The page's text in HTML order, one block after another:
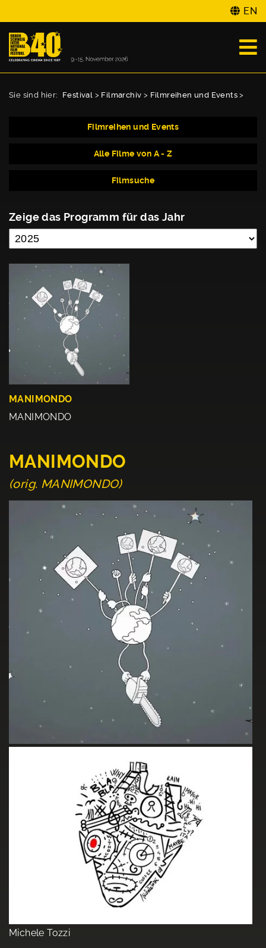
EN
Sie sind hier: Festival > Filmarchiv > Filmreihen und Events >
Filmreihen und Events
Alle Filme von A - Z
Filmsuche
Zeige das Programm für das Jahr
MANIMONDO
MANIMONDO
MANIMONDO
(orig. MANIMONDO)
Michele Tozzi